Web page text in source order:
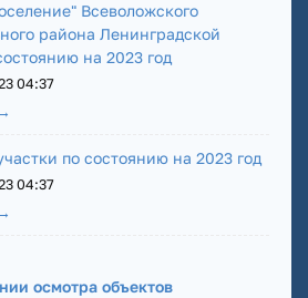
Всеволожского
района Ленинградской
на 2023 год
04:37
по состоянию на 2023 год
04:37
осмотра объектов